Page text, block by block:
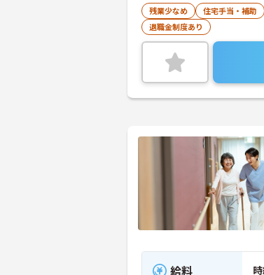
残業少なめ 住宅手当・補助
退職金制度あり
給料